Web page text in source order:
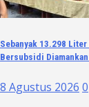
Sebanyak 13.298
Bersubsidi
8 Agustus 2026 0